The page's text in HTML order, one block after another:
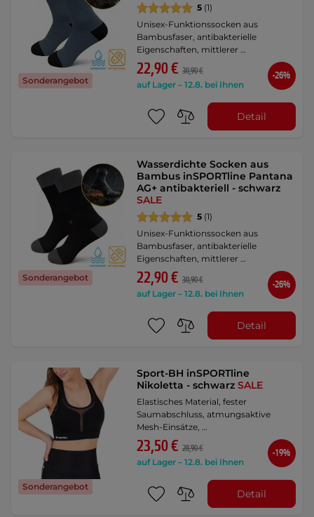
Sonderangebot
5 (1)
Unisex-Funktionssocken aus
Bambusfaser, antibakterielle
Eigenschaften, mittlerer …
22,90 € 30,90 €
auf Lager – 12.8. bei Ihnen
-26%
Detail
Sonderangebot
Wasserdichte Socken aus
Bambus inSPORTline Pantana
AG+ antibakteriell - schwarz
SALE
5 (1)
Unisex-Funktionssocken aus
Bambusfaser, antibakterielle
Eigenschaften, mittlerer …
22,90 € 30,90 €
auf Lager – 12.8. bei Ihnen
-26%
Detail
Sonderangebot
Sport-BH inSPORTline
Nikoletta - schwarzSALE
Elastisches Material, fester
Saumabschluss, atmungsaktive
Mesh-Einsätze, …
23,50 € 28,90 €
auf Lager – 12.8. bei Ihnen
-19%
Detail